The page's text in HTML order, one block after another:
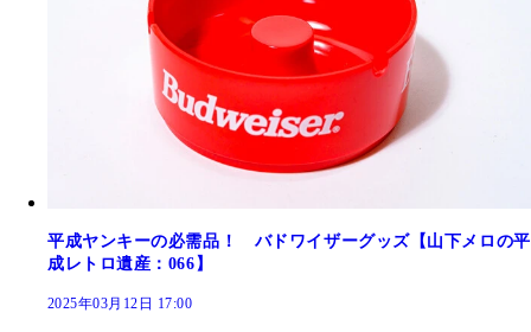
平成ヤンキーの必需品！ バドワイザーグッズ【山下メロの平
成レトロ遺産：066】
2025年03月12日 17:00